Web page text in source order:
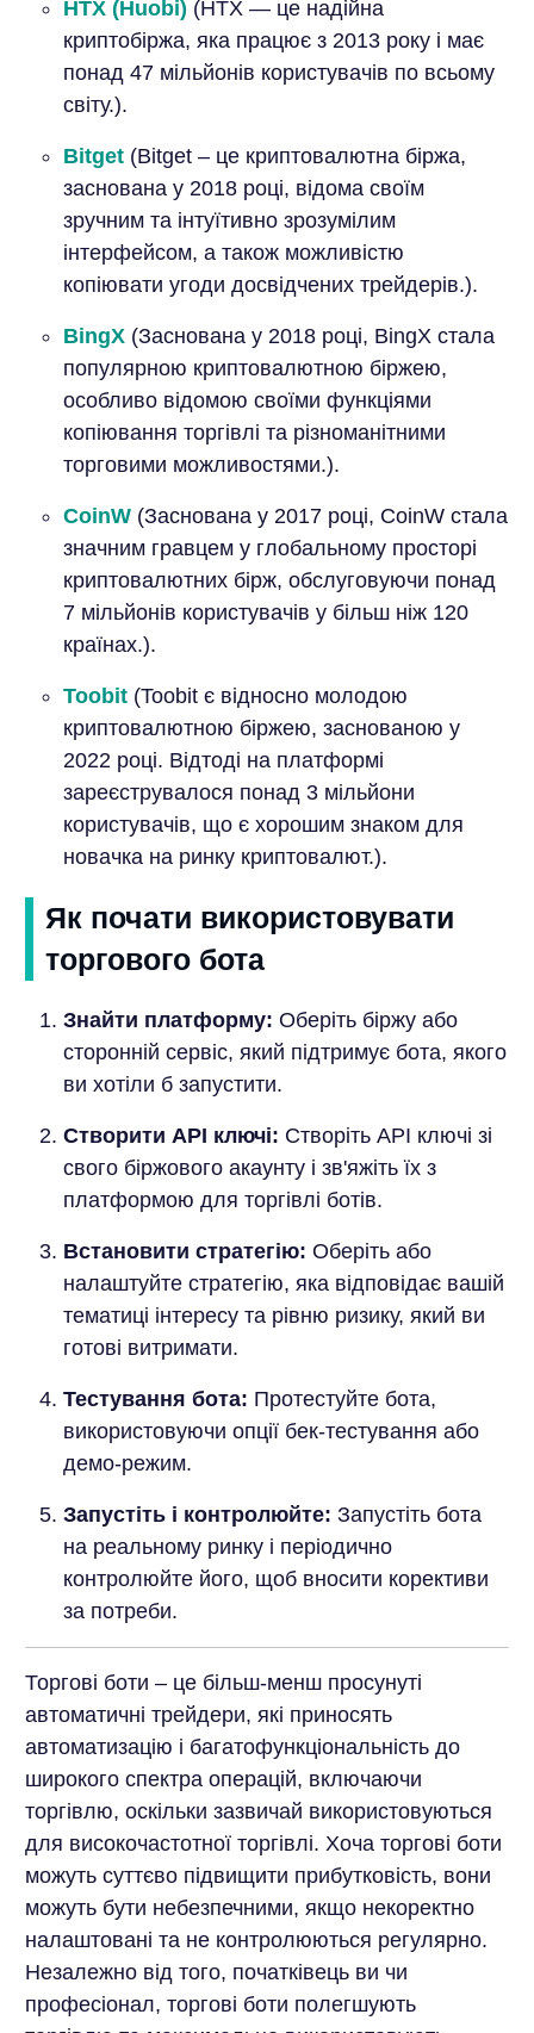
HTX (Huobi) (HTX — це надійна
криптобіржа, яка працює з 2013 року і має
понад 47 мільйонів користувачів по всьому
світу.).
Bitget(Bitget – це криптовалютна біржа,
заснована у 2018 році, відома своїм
зручним та інтуїтивно зрозумілим
інтерфейсом, а також можливістю
копіювати угоди досвідчених трейдерів.).
BingX(Заснована у 2018 році, BingX стала
популярною криптовалютною біржею,
особливо відомою своїми функціями
копіювання торгівлі та різноманітними
торговими можливостями.).
CoinW(Заснована у 2017 році, CoinW стала
значним гравцем у глобальному просторі
криптовалютних бірж, обслуговуючи понад
7 мільйонів користувачів у більш ніж 120
країнах.).
Toobit(Toobit є відносно молодою
криптовалютною біржею, заснованою у
2022 році. Відтоді на платформі
зареєструвалося понад 3 мільйони
користувачів, що є хорошим знаком для
новачка на ринку криптовалют.).
Як почати використовувати
торгового бота
Знайти платформу: Оберіть біржу або
сторонній сервіс, який підтримує бота, якого
ви хотіли б запустити.
Створити API ключі: Створіть API ключі зі
свого біржового акаунту і зв'яжіть їх з
платформою для торгівлі ботів.
Встановити стратегію: Оберіть або
налаштуйте стратегію, яка відповідає вашій
тематиці інтересу та рівню ризику, який ви
готові витримати.
Тестування бота: Протестуйте бота,
використовуючи опції бек-тестування або
демо-режим.
Запустіть і контролюйте: Запустіть бота
на реальному ринку і періодично
контролюйте його, щоб вносити корективи
за потреби.
Торгові боти – це більш-менш просунуті
автоматичні трейдери, які приносять
автоматизацію і багатофункціональність до
широкого спектра операцій, включаючи
торгівлю, оскільки зазвичай використовуються
для високочастотної торгівлі. Хоча торгові боти
можуть суттєво підвищити прибутковість, вони
можуть бути небезпечними, якщо некоректно
налаштовані та не контролюються регулярно.
Незалежно від того, початківець ви чи
професіонал, торгові боти полегшують